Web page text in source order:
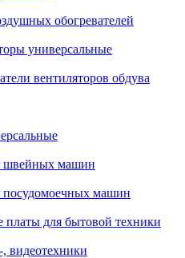
обогревателей
универсальные
вентиляторов обдува
швейных машин
посудомоечных машин
платы для бытовой техники
видеотехники